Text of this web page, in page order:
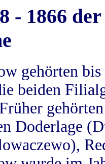
- 1866
gehörten
beiden
Doderlage